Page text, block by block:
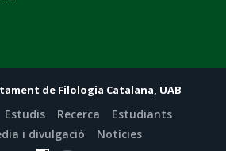
de Filologia Catalana, UAB
Estudis Recerca
Estudiants
i divulgació
Notícies